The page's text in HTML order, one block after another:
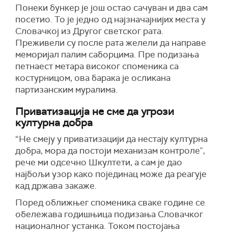
Понеки бункер је још остао сачуван и два сам
посетио. То је једно од најзначајнијих места у
Словачкој из Другог светског рата.
Преживели су после рата желели да направе
меморијал палим саборцима. Пре подизања
петнаест метара високог споменика са
костурницом, ова барака је осликана
партизанским муралима.
Приватизација не сме да угрози
културна добра
“Не смеју у приватизацији да нестају културна
добра, мора да постоји механизам контроле”,
рече ми одсечно Шкултети, а сам је дао
најбољи узор како појединац може да реагује
кад држава закаже.
Поред оближњег споменика сваке године се
обележава годишњица подизања Словачког
националног устанка. Током постојања